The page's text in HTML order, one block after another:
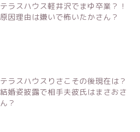
テラスハウス軽井沢でまゆ卒業？！
原因理由は嫌いで怖いたかさん？
テラスハウスりさこその後現在は？
結婚姿披露で相手夫彼氏はまさおさ
ん？